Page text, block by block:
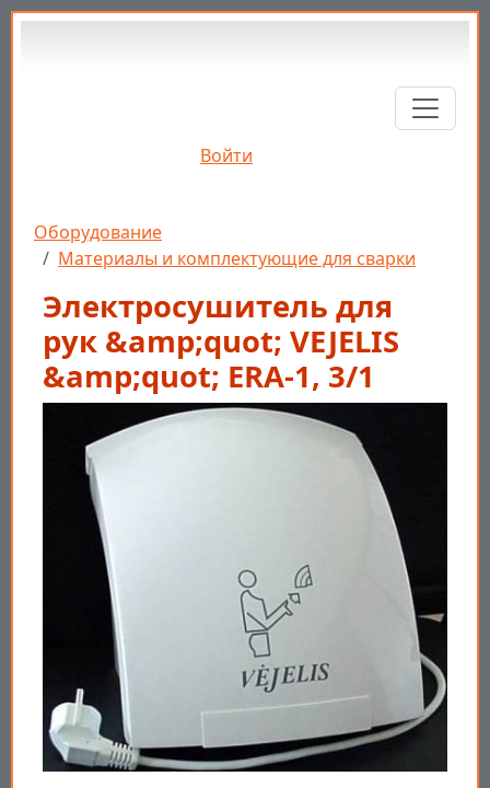
Перейти к основному содержанию
Войти
Строка навигации
Оборудование
Материалы и комплектующие для сварки
Электросушитель для
рук &amp;quot; VEJELIS
&amp;quot; ERA-1, 3/1